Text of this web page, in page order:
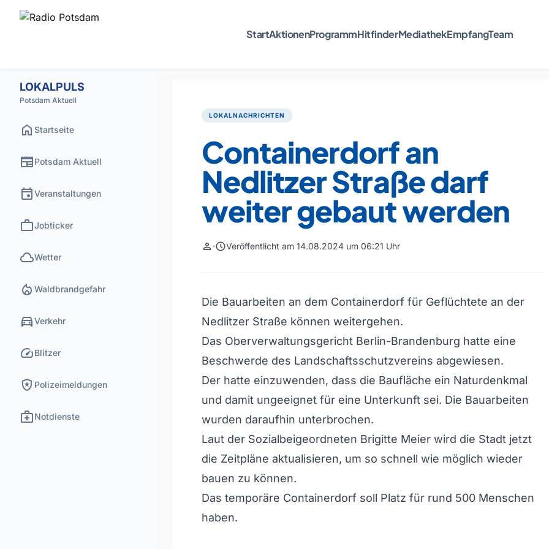
StartAktionenProgrammHitfinderMediathekEmpfangTeam
LOKALPULS
Potsdam Aktuell
home Startseite
newspaperPotsdam Aktuell
eventVeranstaltungen
workJobticker
cloudWetter
local_fire_department Waldbrandgefahr
directions_carVerkehr
speedBlitzer
local_police Polizeimeldungen
medical_servicesNotdienste
LOKALNACHRICHTEN
Containerdorf an
Nedlitzer Straße darf
weiter gebaut werden
person scheduleVeröffentlicht am 14.08.2024 um 06:21 Uhr
Die Bauarbeiten an dem Containerdorf für Geflüchtete an der
Nedlitzer Straße können weitergehen.
Das Oberverwaltungsgericht Berlin-Brandenburg hatte eine
Beschwerde des Landschaftsschutzvereins abgewiesen.
Der hatte einzuwenden, dass die Baufläche ein Naturdenkmal
und damit ungeeignet für eine Unterkunft sei. Die Bauarbeiten
wurden daraufhin unterbrochen.
Laut der Sozialbeigeordneten Brigitte Meier wird die Stadt jetzt
die Zeitpläne aktualisieren, um so schnell wie möglich wieder
bauen zu können.
Das temporäre Containerdorf soll Platz für rund 500 Menschen
haben.